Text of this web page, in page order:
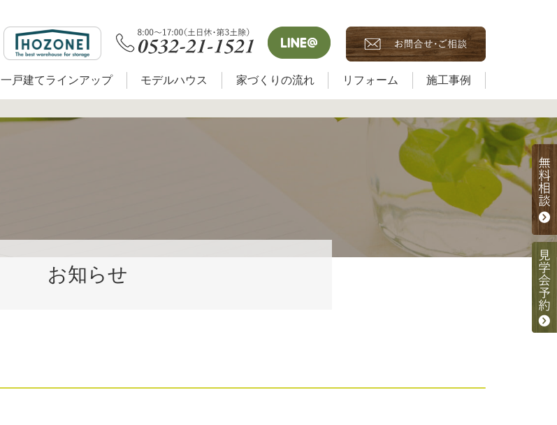
一戸建てラインアップ モデルハウス 家づくりの流れ リフォーム 施工事例
お知らせ